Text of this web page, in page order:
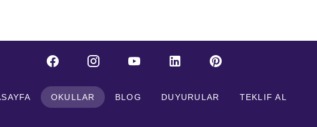
OKULLAR BLOG DUYURULAR TEKLIF AL